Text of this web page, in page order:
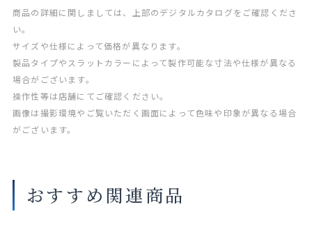
レー
アイボリー
商品の詳細に関しましては、上部のデジタルカタログをご確認くださ
い。
サイズや仕様によって価格が異なります。
製品タイプやスラットカラーによって製作可能な寸法や仕様が異なる
場合がございます。
操作性等は店舗にてご確認ください。
画像は撮影環境やご覧いただく画面によって色味や印象が異なる場合
がございます。
おすすめ関連商品